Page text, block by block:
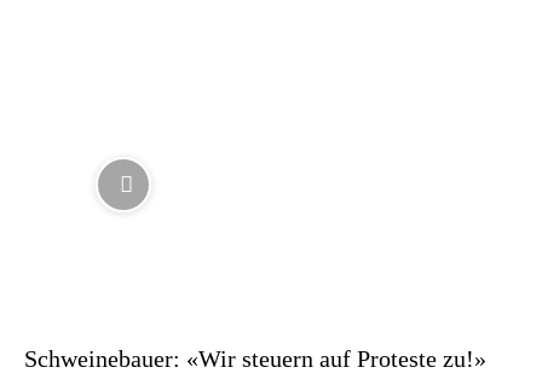
Schweinebauer: «Wir steuern auf Proteste zu!»